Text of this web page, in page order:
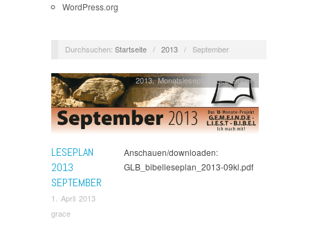
WordPress.org
Durchsuchen: Startseite / 2013 / September
LESEPLAN
2013
SEPTEMBER
1. April 2013
grace
2013,Monatsleseplan September
Anschauen/downloaden:
GLB_bibelleseplan_2013-09kl.pdf